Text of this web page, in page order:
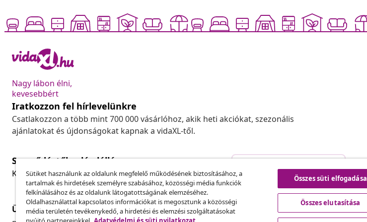
Nagy lábon élni,
kevesebbért
Iratkozzon fel hírlevelünkre
Csatlakozzon a több mint 700 000 vásárlóhoz, akik heti akciókat, szezonális
ajánlatokat és újdonságokat kapnak a vidaXL-től.
Szerződéstől való elállás
Küldj be egy rendelés lemondására vonatkozó kérelmet.
Szerződéstől való elállás
Ügyfélszolgálat
Üzlet
vidaXL
Sütiket használunk az oldalunk megfelelő működésének biztosításához, a
tartalmak és hirdetések személyre szabásához, közösségi média funkciók
felkínálásához és az oldalunk látogatottságának elemzéséhez.
Oldalhasználattal kapcsolatos információkat is megosztunk a közösségi
média területén tevékenykedő, a hirdetési és elemzési szolgáltatásokat
Összes süti elfogadása
Összes elutasítása